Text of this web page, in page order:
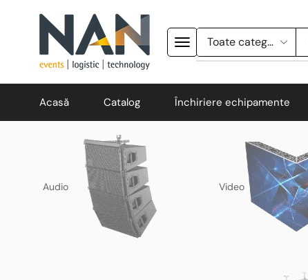
Acasă Catalog Închiriere echipamente
Audio Video